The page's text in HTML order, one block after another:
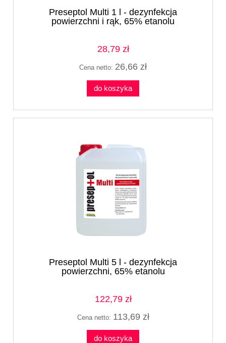
Preseptol Multi 1 l - dezynfekcja
powierzchni i rąk, 65% etanolu
28,79 zł
Cena netto: 26,66 zł
do koszyka
Preseptol Multi 5 l - dezynfekcja
powierzchni, 65% etanolu
122,79 zł
Cena netto: 113,69 zł
do koszyka